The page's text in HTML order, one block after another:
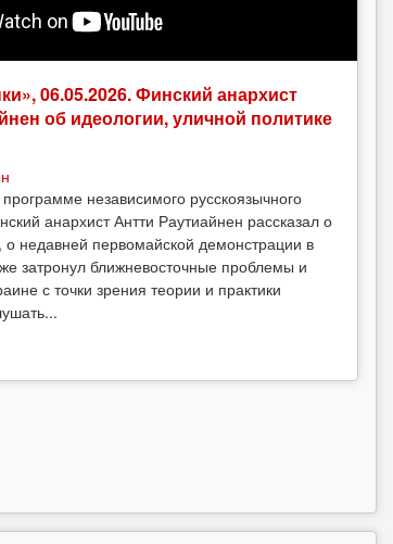
06.05.2026. Финский анархист
об идеологии, уличной политике
независимого русскоязычного
анархист Антти Раутиайнен рассказал о
недавней первомайской демонстрации в
затронул ближневосточные проблемы и
с точки зрения теории и практики